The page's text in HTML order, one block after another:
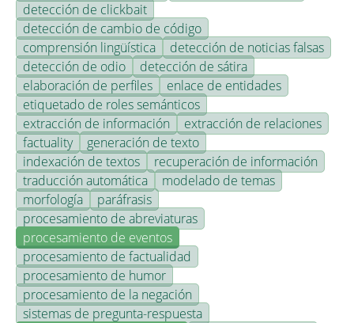
detección de clickbait
detección de cambio de código
comprensión lingüística
detección de noticias falsas
detección de odio
detección de sátira
elaboración de perfiles
enlace de entidades
etiquetado de roles semánticos
extracción de información
extracción de relaciones
factuality
generación de texto
indexación de textos
recuperación de información
traducción automática
modelado de temas
morfología
paráfrasis
procesamiento de abreviaturas
procesamiento de eventos
procesamiento de factualidad
procesamiento de humor
procesamiento de la negación
sistemas de pregunta-respuesta